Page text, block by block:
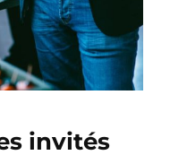
invités